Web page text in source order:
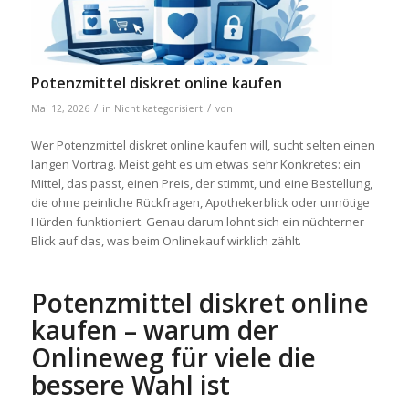
Potenzmittel diskret online kaufen
Mai 12, 2026 / in Nicht kategorisiert / von
Wer Potenzmittel diskret online kaufen will, sucht selten einen
langen Vortrag. Meist geht es um etwas sehr Konkretes: ein
Mittel, das passt, einen Preis, der stimmt, und eine Bestellung,
die ohne peinliche Rückfragen, Apothekerblick oder unnötige
Hürden funktioniert. Genau darum lohnt sich ein nüchterner
Blick auf das, was beim Onlinekauf wirklich zählt.
Potenzmittel diskret online
kaufen – warum der
Onlineweg für viele die
bessere Wahl ist